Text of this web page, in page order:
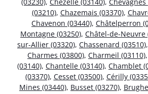
(03210), Chazemais (03370),
Chavenon (03440), Châtelperron
Montagne (03250), Châtel-de-Neuvre
sur-Allier (03320), Chassenard (03510),
Charmes (03800), Charmeil (03110),
(03140), Chantelle (03140), Chamblet
(03370), Cesset (03500), Cérilly
Mines (03440), Busset (03270),